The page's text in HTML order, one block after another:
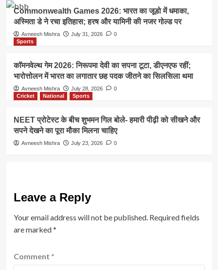
Commonwealth Games 2026: भारत का जूडो में धमाका,
अस्मिता डे ने रचा इतिहास; हरष और यामिनी की नजर गोल्ड पर
Avneesh Mishra July 31, 2026
0
Sports
कॉमनवेल्थ गेम 2026: निरूपमा देवी का सपना टूटा, डीएनएफ रहीं;
भारोत्तोलन में भारत का लगातार छह पदक जीतने का सिलसिला थमा
Avneesh Mishra July 28, 2026
0
Cricket
National Sports
NEET प्रोटेस्ट के बीच शुभमन गिल बोले- हमारी पीढ़ी को सीखने और
सपने देखने का पूरा मौका मिलना चाहिए
Avneesh Mishra July 23, 2026 0
Leave a Reply
Your email address will not be published. Required fields
are marked*
Comment *